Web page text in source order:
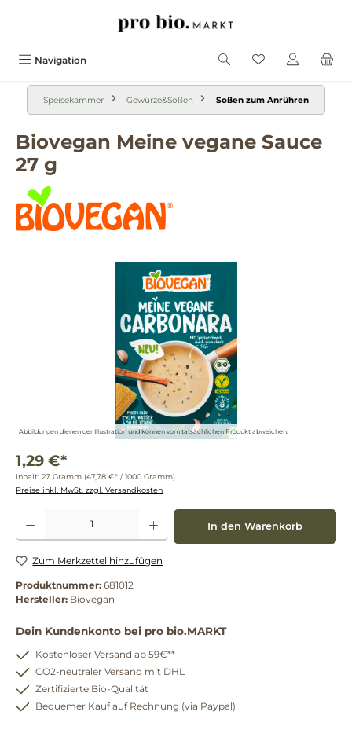
Navigation
Speisekammer Gewürze&Soßen Soßen zum Anrühren
Biovegan Meine vegane Sauce
27 g
Abbildungen dienen der Illustration und können vom tatsächlichen Produkt abweichen.
1,29 €*
Inhalt: 27 Gramm (47,78 €* / 1000 Gramm)
Preise inkl. MwSt. zzgl. Versandkosten
Produkt Anzahl: Gib den gewünschten Wert ein oder benutze die Schaltflächen um
In den Warenkorb
Zum Merkzettel hinzufügen
Produktnummer: 681012
Hersteller: Biovegan
Dein Kundenkonto bei pro bio.MARKT
Kostenloser Versand ab 59€**
CO2-neutraler Versand mit DHL
Zertifizierte Bio-Qualität
Bequemer Kauf auf Rechnung (via Paypal)